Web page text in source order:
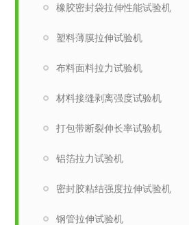
橡胶密封袋拉伸性能试验机
塑料薄膜拉伸试验机
布料面料拉力试验机
材料接缝剥离强度试验机
打包带断裂伸长率试验机
铝箔拉力试验机
密封胶粘结强度拉伸试验机
钢管拉伸试验机